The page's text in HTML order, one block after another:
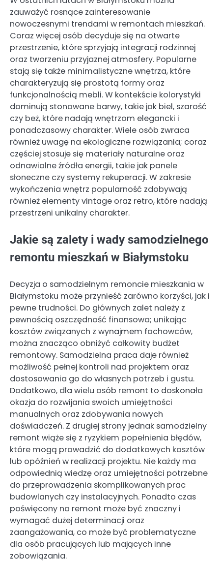
zauważyć rosnące zainteresowanie
nowoczesnymi trendami w remontach mieszkań.
Coraz więcej osób decyduje się na otwarte
przestrzenie, które sprzyjają integracji rodzinnej
oraz tworzeniu przyjaznej atmosfery. Popularne
stają się także minimalistyczne wnętrza, które
charakteryzują się prostotą formy oraz
funkcjonalnością mebli. W kontekście kolorystyki
dominują stonowane barwy, takie jak biel, szarość
czy beż, które nadają wnętrzom elegancki i
ponadczasowy charakter. Wiele osób zwraca
również uwagę na ekologiczne rozwiązania; coraz
częściej stosuje się materiały naturalne oraz
odnawialne źródła energii, takie jak panele
słoneczne czy systemy rekuperacji. W zakresie
wykończenia wnętrz popularność zdobywają
również elementy vintage oraz retro, które nadają
przestrzeni unikalny charakter.
Jakie są zalety i wady samodzielnego
remontu mieszkań w Białymstoku
Decyzja o samodzielnym remoncie mieszkania w
Białymstoku może przynieść zarówno korzyści, jak i
pewne trudności. Do głównych zalet należy z
pewnością oszczędność finansowa; unikając
kosztów związanych z wynajmem fachowców,
można znacząco obniżyć całkowity budżet
remontowy. Samodzielna praca daje również
możliwość pełnej kontroli nad projektem oraz
dostosowania go do własnych potrzeb i gustu.
Dodatkowo, dla wielu osób remont to doskonała
okazja do rozwijania swoich umiejętności
manualnych oraz zdobywania nowych
doświadczeń. Z drugiej strony jednak samodzielny
remont wiąże się z ryzykiem popełnienia błędów,
które mogą prowadzić do dodatkowych kosztów
lub opóźnień w realizacji projektu. Nie każdy ma
odpowiednią wiedzę oraz umiejętności potrzebne
do przeprowadzenia skomplikowanych prac
budowlanych czy instalacyjnych. Ponadto czas
poświęcony na remont może być znaczny i
wymagać dużej determinacji oraz
zaangażowania, co może być problematyczne
dla osób pracujących lub mających inne
zobowiązania.